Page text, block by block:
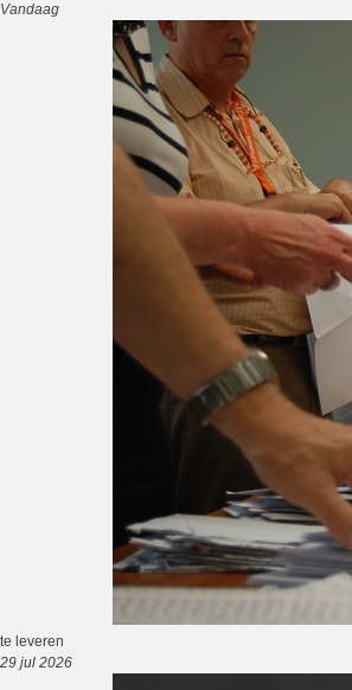
Vandaag
te leveren
29 jul 2026